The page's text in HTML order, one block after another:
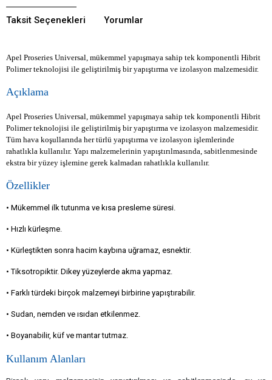
Taksit Seçenekleri Yorumlar
Apel Proseries Universal, mükemmel yapışmaya sahip tek komponentli Hibrit
Polimer teknolojisi ile geliştirilmiş bir yapıştırma ve izolasyon malzemesidir.
Açıklama
Apel Proseries Universal, mükemmel yapışmaya sahip tek komponentli Hibrit
Polimer teknolojisi ile geliştirilmiş bir yapıştırma ve izolasyon malzemesidir.
Tüm hava koşullarında her türlü yapıştırma ve izolasyon işlemlerinde
rahatlıkla kullanılır. Yapı malzemelerinin yapıştırılmasında, sabitlenmesinde
ekstra bir yüzey işlemine gerek kalmadan rahatlıkla kullanılır.
Özellikler
• Mükemmel ilk tutunma ve kısa presleme süresi.
• Hızlı kürleşme.
• Kürleştikten sonra hacim kaybına uğramaz, esnektir.
• Tiksotropiktir. Dikey yüzeylerde akma yapmaz.
• Farklı türdeki birçok malzemeyi birbirine yapıştırabilir.
• Sudan, nemden ve ısıdan etkilenmez.
• Boyanabilir, küf ve mantar tutmaz.
Kullanım Alanları